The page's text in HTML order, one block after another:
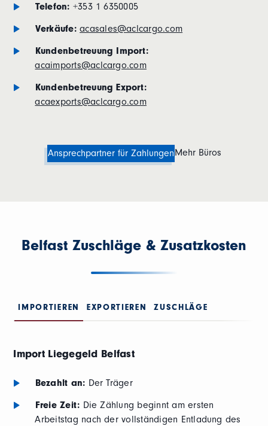
Telefon: +353 1 6350005
Verkäufe: acasales@aclcargo.com
Kundenbetreuung Import:
acaimports@aclcargo.com
Kundenbetreuung Export:
acaexports@aclcargo.com
Ansprechpartner für ZahlungenMehr Büros
Belfast Zuschläge & Zusatzkosten
IMPORTIEREN EXPORTIEREN ZUSCHLÄGE
Import Liegegeld Belfast
Bezahlt an: Der Träger
Freie Zeit: Die Zählung beginnt am ersten
Arbeitstag nach der vollständigen Entladung des